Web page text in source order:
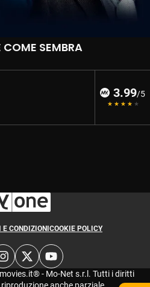
COME SEMBRA
3.99/5
E CONDIZIONICOOKIE POLICY
- Mo-Net s.r.l. Tutti i diritti